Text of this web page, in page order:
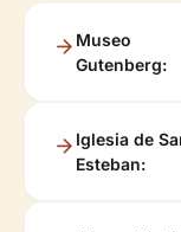
Museo
Gutenberg:
Iglesia de
Esteban: